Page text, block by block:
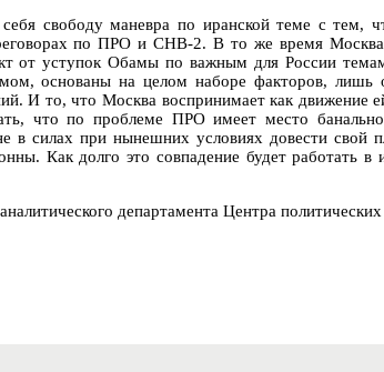
свободу маневра по иранской теме с тем,
по ПРО и СНВ-2. В то же время
от уступок Обамы по важным для России
основаны на целом наборе факторов,
И то, что Москва воспринимает как движение
что по проблеме ПРО имеет место
в силах при нынешних условиях довести свой
Как долго это совпадение будет работать в
департамента Центра